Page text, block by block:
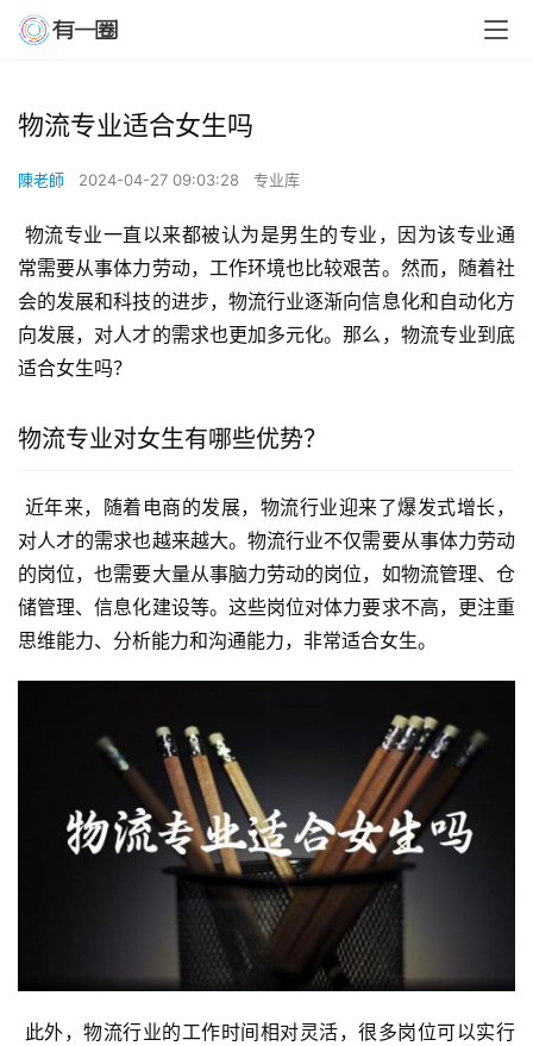
物流专业适合女生吗
陳老師 2024-04-27 09:03:28 专业库
常需要从事体力劳动，工作环境也比较艰苦。然而，随着社
会的发展和科技的进步，物流行业逐渐向信息化和自动化方
向发展，对人才的需求也更加多元化。那么，物流专业到底
适合女生吗？
物流专业对女生有哪些优势？
对人才的需求也越来越大。物流行业不仅需要从事体力劳动
的岗位，也需要大量从事脑力劳动的岗位，如物流管理、仓
储管理、信息化建设等。这些岗位对体力要求不高，更注重
思维能力、分析能力和沟通能力，非常适合女生。